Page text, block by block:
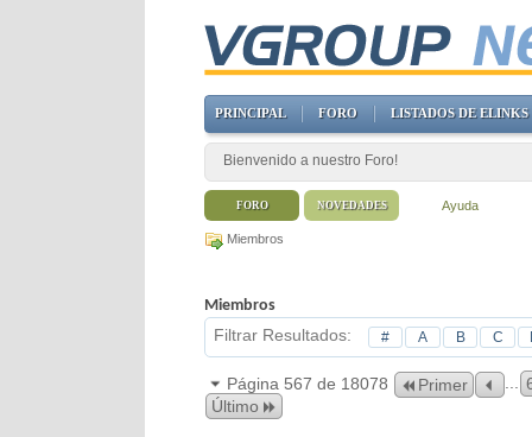
Miembros
Miembros
Filtrar Resultados # A B C
Página 567 de 18078 Primer
Último
PRINCIPAL FORO LISTADOS DE ELINKS
Bienvenido a nuestro Foro!
FORO Ayuda
NOVEDADES